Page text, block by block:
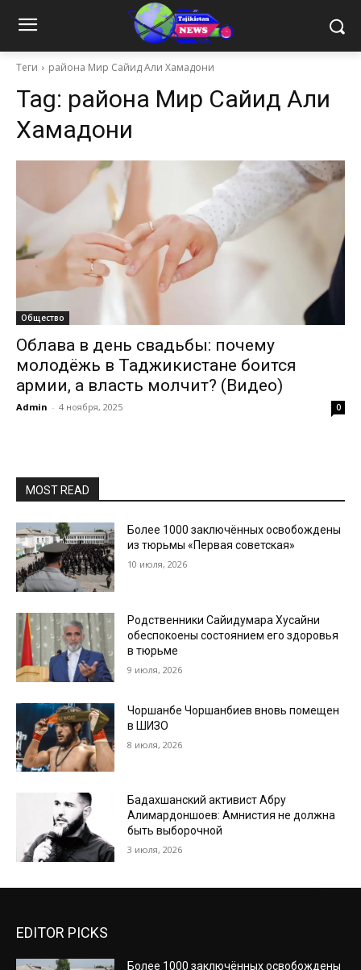
Теги района Мир Сайид Али Хамадони
Tag: района Мир Сайид Али
Хамадони
Общество
Облава в день свадьбы: почему
молодёжь в Таджикистане боится
армии, а власть молчит? (Видео)
Admin - 4 ноября, 2025 0
MOST READ
Более 1000 заключённых освобождены
из тюрьмы «Первая советская»
10 июля, 2026
Родственники Сайидумара Хусайни
обеспокоены состоянием его здоровья
в тюрьме
9 июля, 2026
Чоршанбе Чоршанбиев вновь помещен
в ШИЗО
8 июля, 2026
Бадахшанский активист Абру
Алимардоншоев: Амнистия не должна
быть выборочной
3 июля, 2026
EDITOR PICKS
Более 1000 заключённых освобождены